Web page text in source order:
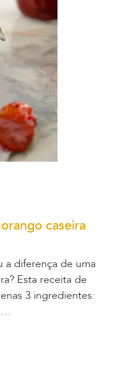
caseira
diferença de uma
Esta receita de
3 ingredientes: